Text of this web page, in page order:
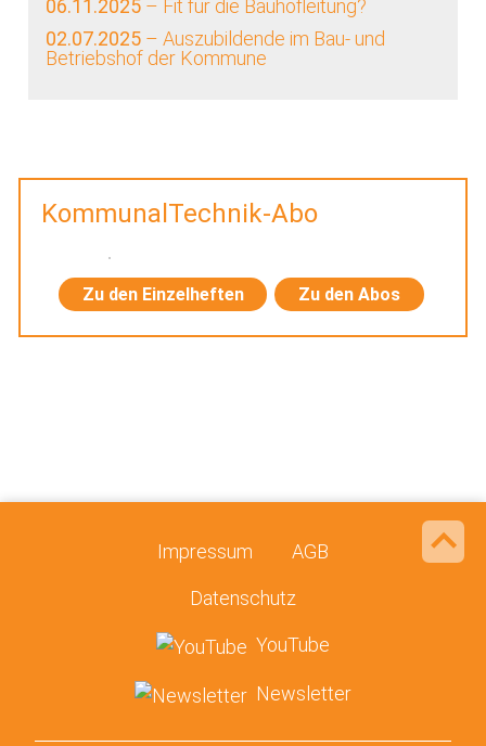
06.11.2025 – Fit für die Bauhofleitung?
02.07.2025 – Auszubildende im Bau- und
Betriebshof der Kommune
KommunalTechnik-Abo
Zu den Einzelheften Zu den Abos
Impressum AGB
Datenschutz
YouTube
Newsletter